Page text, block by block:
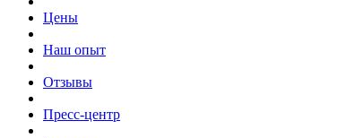
Цены
Наш опыт
Отзывы
Пресс-центр